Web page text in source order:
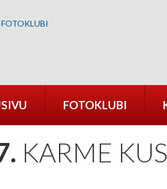
FOTOKLUBI
KARME